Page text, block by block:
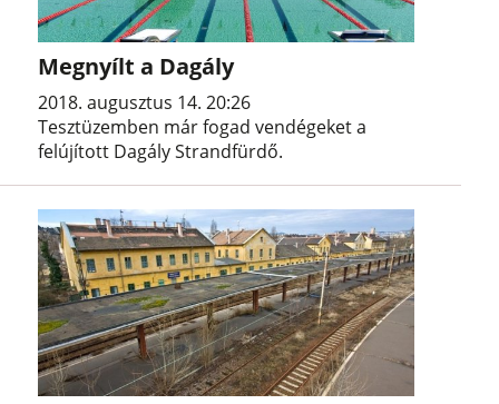
Megnyílt a Dagály
2018. augusztus 14. 20:26
Tesztüzemben már fogad vendégeket a
felújított Dagály Strandfürdő.